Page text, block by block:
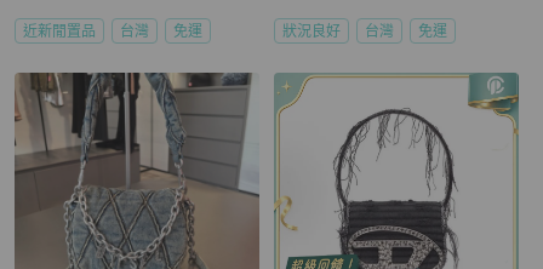
近新閒置品 台灣 免運 狀況良好 台灣 免運